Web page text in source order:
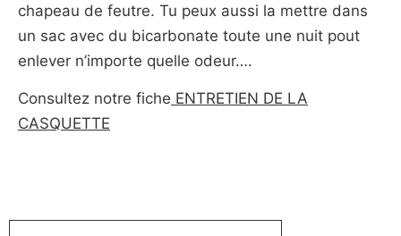
chapeau de feutre. Tu peux aussi la mettre dans
un sac avec du bicarbonate toute une nuit pout
enlever n’importe quelle odeur….
Consultez notre fiche ENTRETIEN DE LA
CASQUETTE